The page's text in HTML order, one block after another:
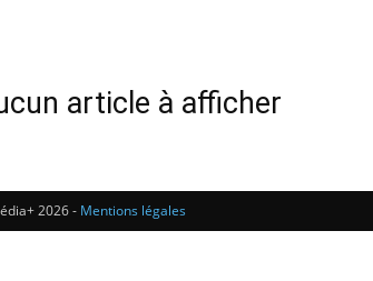
article à afficher
2026 - Mentions légales